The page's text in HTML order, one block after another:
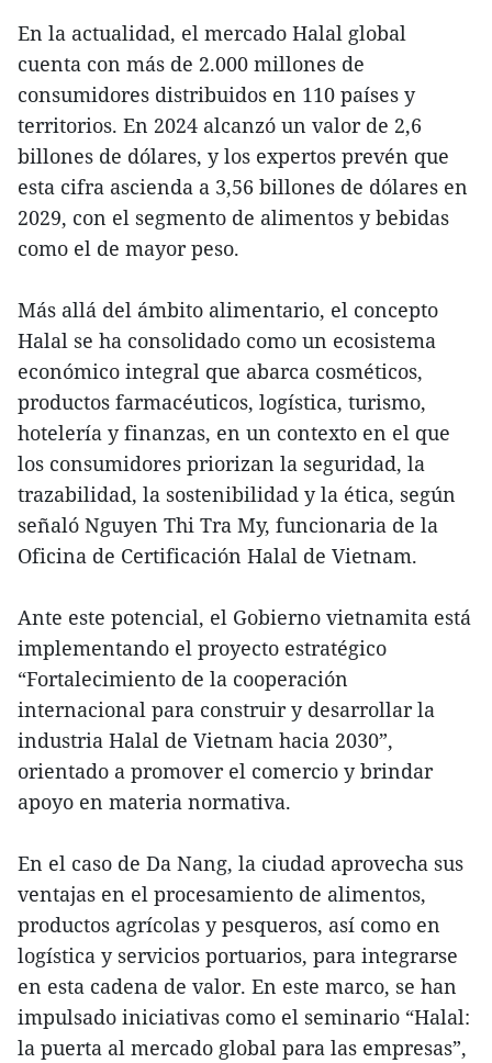
En la actualidad, el mercado Halal global
cuenta con más de 2.000 millones de
consumidores distribuidos en 110 países y
territorios. En 2024 alcanzó un valor de 2,6
billones de dólares, y los expertos prevén que
esta cifra ascienda a 3,56 billones de dólares en
2029, con el segmento de alimentos y bebidas
como el de mayor peso.
Más allá del ámbito alimentario, el concepto
Halal se ha consolidado como un ecosistema
económico integral que abarca cosméticos,
productos farmacéuticos, logística, turismo,
hotelería y finanzas, en un contexto en el que
los consumidores priorizan la seguridad, la
trazabilidad, la sostenibilidad y la ética, según
señaló Nguyen Thi Tra My, funcionaria de la
Oficina de Certificación Halal de Vietnam.
Ante este potencial, el Gobierno vietnamita está
implementando el proyecto estratégico
“Fortalecimiento de la cooperación
internacional para construir y desarrollar la
industria Halal de Vietnam hacia 2030”,
orientado a promover el comercio y brindar
apoyo en materia normativa.
En el caso de Da Nang, la ciudad aprovecha sus
ventajas en el procesamiento de alimentos,
productos agrícolas y pesqueros, así como en
logística y servicios portuarios, para integrarse
en esta cadena de valor. En este marco, se han
impulsado iniciativas como el seminario “Halal:
la puerta al mercado global para las empresas”,